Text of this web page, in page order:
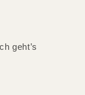
geht’s